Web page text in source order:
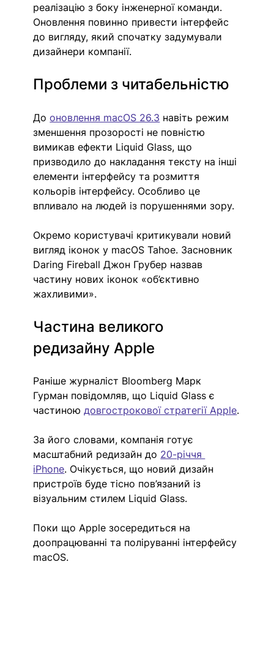
реалізацію з боку інженерної команди.
Оновлення повинно привести інтерфейс
до вигляду, який спочатку задумували
дизайнери компанії.
Проблеми з читабельністю
До оновлення macOS 26.3 навіть режим
зменшення прозорості не повністю
вимикав ефекти Liquid Glass, що
призводило до накладання тексту на інші
елементи інтерфейсу та розмиття
кольорів інтерфейсу. Особливо це
впливало на людей із порушеннями зору.
Окремо користувачі критикували новий
вигляд іконок у macOS Tahoe. Засновник
Daring Fireball Джон Грубер назвав
частину нових іконок «об’єктивно
жахливими».
Частина великого
редизайну Apple
Раніше журналіст Bloomberg Марк
Гурман повідомляв, що Liquid Glass є
частиною довгострокової стратегії Apple.
За його словами, компанія готує
масштабний редизайн до 20-річчя
iPhone. Очікується, що новий дизайн
пристроїв буде тісно пов’язаний із
візуальним стилем Liquid Glass.
Поки що Apple зосередиться на
доопрацюванні та поліруванні інтерфейсу
macOS.